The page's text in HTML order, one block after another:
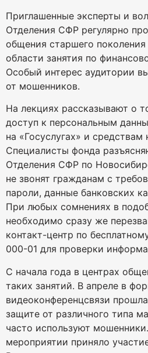
Приглашенные эксперты и
Отделения СФР регулярно
общения старшего
области занятия по
Особый интерес аудитории
от мошенников.
На лекциях рассказывают о
доступ к персональным
на «Госуслугах» и средствам
Специалисты фонда
Отделения СФР по
не звонят гражданам с
пароли, данные банковских
При любых сомнениях в
необходимо сразу же
контакт-центр по
000-01 для проверки
С начала года в центрах
таких занятий. В апреле в
видеоконференцсвязи
защите от различного типа
часто используют
мероприятии приняло